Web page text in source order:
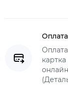
Оплата